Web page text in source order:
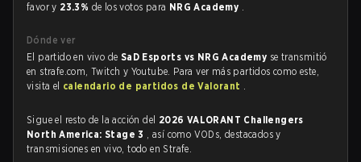
favor y 23.3% de los votos para NRG Academy .
Dónde ver
El partido en vivo de SaD Esports vs NRG Academy se transmitió
en strafe.com, Twitch y Youtube. Para ver más partidos como este,
visita el calendario de partidos de Valorant .
Sigue el resto de la acción del 2026 VALORANT Challengers
North America: Stage 3 , así como VODs, destacados y
transmisiones en vivo, todo en Strafe.